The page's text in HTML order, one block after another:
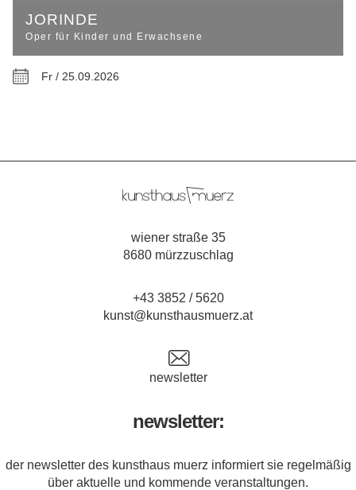
JORINDE
Oper für Kinder und Erwachsene
Fr / 25.09.2026
wiener straße 35
8680 mürzzuschlag
+43 3852 / 5620
kunst@kunsthausmuerz.at
newsletter
newsletter:
der newsletter des kunsthaus muerz informiert sie regelmäßig
über aktuelle und kommende veranstaltungen.